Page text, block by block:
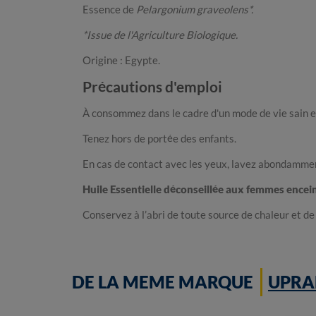
Essence de Pelargonium graveolens*.
*Issue de l'Agriculture Biologique.
Origine : Egypte.
Précautions d'emploi
À consommez dans le cadre d'un mode de vie
Tenez hors de portée des enfants.
En cas de contact avec les yeux, lavez
Huile Essentielle déconseillée aux femmes
Conservez à l’abri de toute source de chaleur et
DE LA MEME MARQUE